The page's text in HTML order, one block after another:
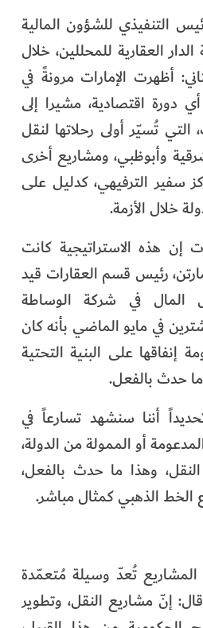
التنفيذي للشؤون المالية
العقارية للمحللين، خلال
أظهرت الإمارات مرونةً في
دورة اقتصادية، مشيرا إلى
التي تُسيّر أولى رحلاتها لنقل
وأبوظبي، ومشاريع أخرى
سفير الترفيهي، كدليل على
خلال الأزمة.
إن هذه الاستراتيجية كانت
رئيس قسم العقارات قيد
المال في شركة الوساطة
في مايو الماضي بأنه كان
إنفاقها على البنية التحتية
ما حدث بالفعل.
أننا سنشهد تسارعاً في
أو الممولة من الدولة،
وهذا ما حدث بالفعل،
الخط الذهبي كمثال مباشر.
تُعدّ وسيلة مُتعمّدة
إنّ مشاريع النقل، وتطوير